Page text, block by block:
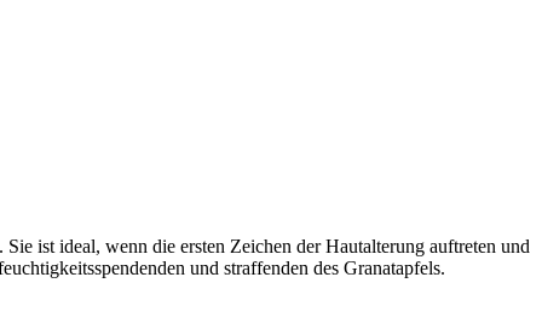
ist ideal, wenn die ersten Zeichen der Hautalterung auftreten und
und straffenden des Granatapfels.